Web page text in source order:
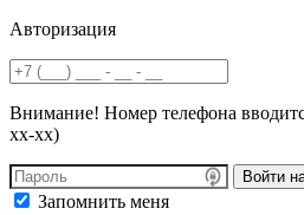
Авторизация
Внимание! Номер телефона
хх-хх)
Войти
Запомнить меня